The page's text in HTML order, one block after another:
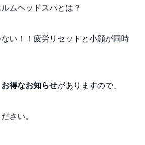
ムヘッドスパとは？
ない！！疲労リセットと小顔が同時
お得なお知らせがありますので、
さい。